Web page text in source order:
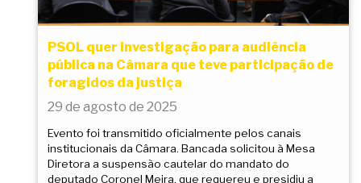
PSOL quer investigação para audiência
pública na Câmara que teve participação de
foragidos da justiça
29 de agosto de 2025
Evento foi transmitido oficialmente pelos canais
institucionais da Câmara. Bancada solicitou à Mesa
Diretora a suspensão cautelar do mandato do
deputado Coronel Meira, que requereu e presidiu a